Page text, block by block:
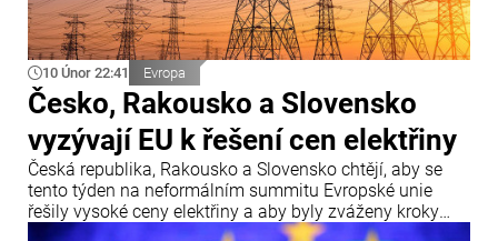
10 Únor 22:41 Evropa
Česko, Rakousko a Slovensko
vyzývají EU k řešení cen elektřiny
Česká republika, Rakousko a Slovensko chtějí, aby se
tento týden na neformálním summitu Evropské unie
řešily vysoké ceny elektřiny a aby byly zváženy kroky
vedoucí k jejich snížení. Ve středu to po setkání se svými